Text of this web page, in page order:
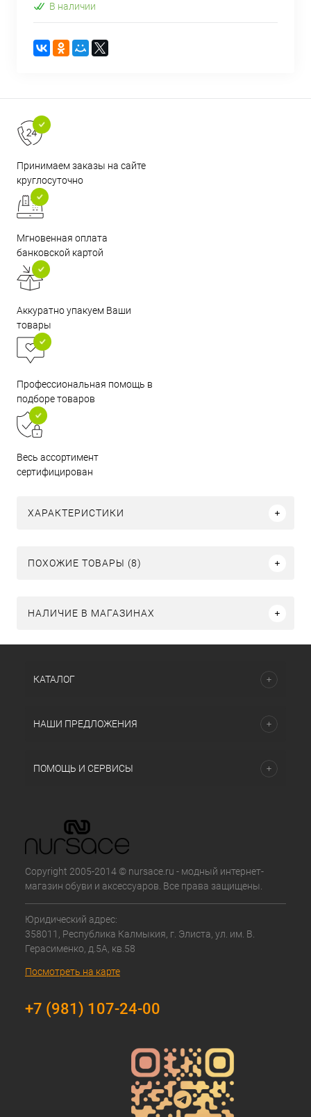
В наличии
Принимаем заказы на сайте
круглосуточно
Мгновенная оплата
банковской картой
Аккуратно упакуем Ваши
товары
Профессиональная помощь в
подборе товаров
Весь ассортимент
сертифицирован
ХАРАКТЕРИСТИКИ
ПОХОЖИЕ ТОВАРЫ (8)
НАЛИЧИЕ В МАГАЗИНАХ
КАТАЛОГ
НАШИ ПРЕДЛОЖЕНИЯ
ПОМОЩЬ И СЕРВИСЫ
Copyright 2005-2014 © nursace.ru - модный интернет-
магазин обуви и аксессуаров. Все права защищены.
Юридический адрес:
358011, Республика Калмыкия, г. Элиста, ул. им. В.
Герасименко, д.5А, кв.58
Посмотреть на карте
+7 (981) 107-24-00